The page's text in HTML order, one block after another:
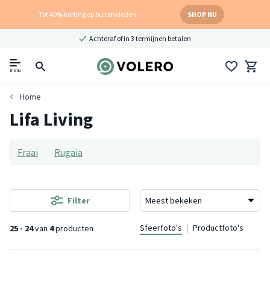
Tot 40% korting op buitenkleden SHOP NU
Achteraf of in 3 termijnen betalen
menu
Home
Lifa Living
Fraai Rugaia
25 - 24van 4producten
Filter
Sfeerfoto's Productfoto's